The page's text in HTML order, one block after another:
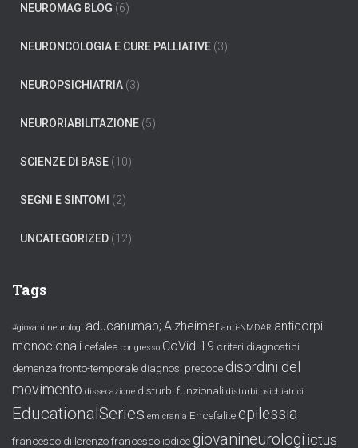
NEUROMAG BLOG (6)
NEURONCOLOGIA E CURE PALLIATIVE (3)
NEUROPSICHIATRIA (3)
NEURORIABILITAZIONE (5)
SCIENZE DI BASE (10)
SEGNI E SINTOMI (2)
UNCATEGORIZED (12)
Tags
#giovani neurologi aducanumab; Alzheimer anti-NMDAR anticorpi
monoclonali cefalea congresso CoVid-19 criteri diagnostici
demenza fronto-temporale diagnosi precoce disordini del
movimento dissecazione disturbi funzionali disturbi psichiatrici
EducationalSeries emicrania Encefaliteepilessia
francesco di lorenzofrancesco iodicegiovanineurologi ictus